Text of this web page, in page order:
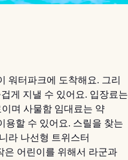
워터파크에 도착해요. 그리
게 지낼 수 있어요. 입장료는
며 사물함 임대료는 약
용할 수 있어요. 스릴을 찾는
라 나선형 트위스터
어린이를 위해서 라군과